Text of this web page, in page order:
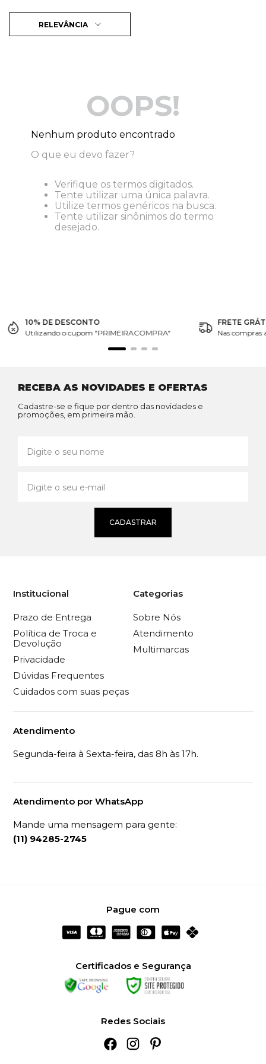
RELEVÂNCIA
OOPS!
Nenhum produto encontrado
O que eu devo fazer?
Verifique os termos digitados.
Tente utilizar uma única palavra.
Utilize termos genéricos na busca.
Tente utilizar sinônimos do termo
desejado.
10% DE DESCONTO
Utilizando o cupom "PRIMEIRACOMPRA"
FRETE
Nas compras
RECEBA AS NOVIDADES E OFERTAS
Cadastre-se e fique por dentro das novidades e
promoções, em primeira mão.
CADASTRAR
Institucional
Prazo de Entrega
Política de Troca e
Devolução
Privacidade
Dúvidas Frequentes
Cuidados com suas peças
Categorias
Sobre Nós
Atendimento
Multimarcas
Atendimento
Segunda-feira à Sexta-feira, das 8h às 17h.
Atendimento por WhatsApp
Mande uma mensagem para gente:
(11) 94285-2745
Pague com
Certificados e Segurança
Redes Sociais